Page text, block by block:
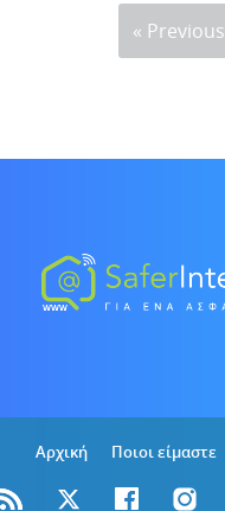
« Previous
Αρχική Ποιοι είμαστε